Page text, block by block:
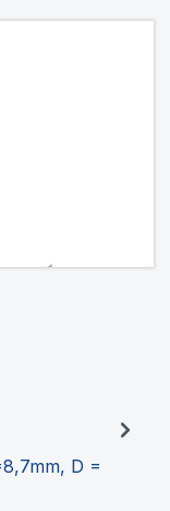
D =